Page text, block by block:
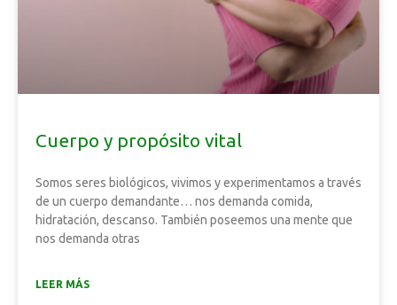
Cuerpo y propósito vital
Somos seres biológicos, vivimos y experimentamos a través
de un cuerpo demandante… nos demanda comida,
hidratación, descanso. También poseemos una mente que
nos demanda otras
LEER MÁS